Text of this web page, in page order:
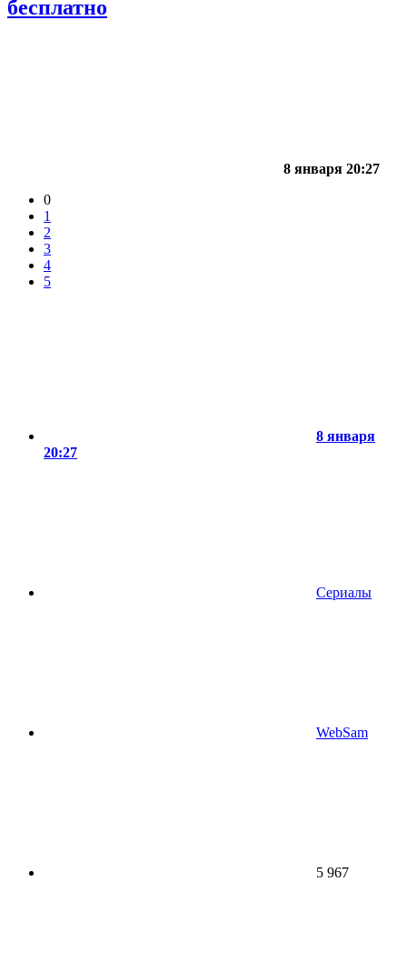
бесплатно
8 января 20:27
0
1
2
3
4
5
8 января
20:27
Сериалы
WebSam
5 967